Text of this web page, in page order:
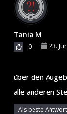
Tania M
0 23.
über den
alle anderen
Als beste